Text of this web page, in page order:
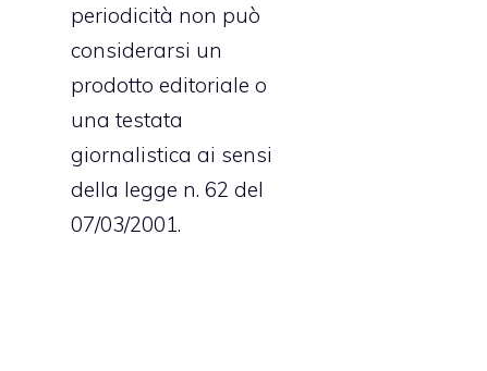
periodicità non può
considerarsi un
prodotto editoriale o
una testata
giornalistica ai sensi
della legge n. 62 del
07/03/2001.